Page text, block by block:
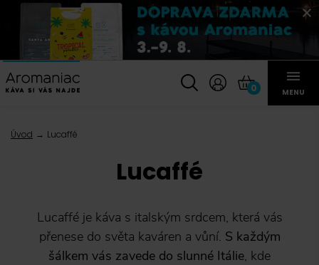
0 MENU
Úvod Lucaffé
Lucaffé
Lucaffé je káva s italským srdcem, která vás
přenese do světa kaváren a vůní. S každým
šálkem vás zavede do slunné Itálie, kde